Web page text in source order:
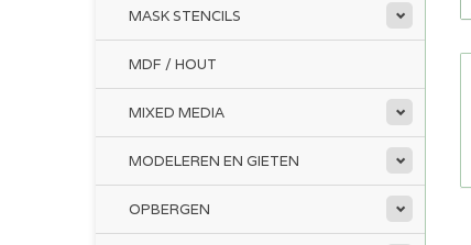
MASK STENCILS
MDF / HOUT
MIXED MEDIA
MODELEREN EN GIETEN
OPBERGEN